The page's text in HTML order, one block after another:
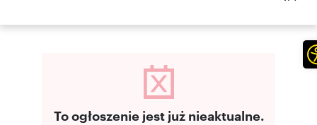
To ogłoszenie jest już nieaktualne.